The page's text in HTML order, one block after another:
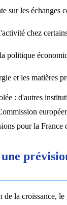
sur les échanges
chez
politique
et les matières
: d'autres
pour la France
de la croissance, le